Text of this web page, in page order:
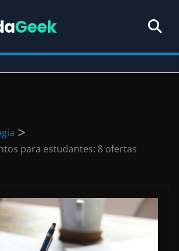
para estudantes: 8 ofertas